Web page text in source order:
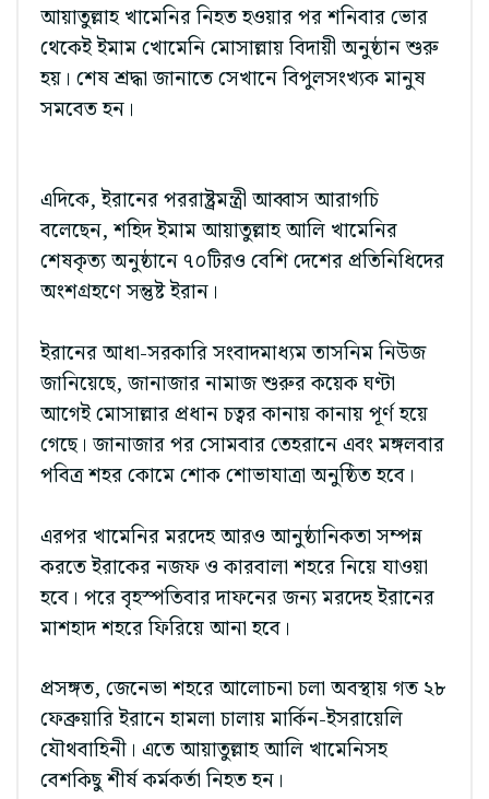
আয়াতুল্লাহ খামেনির নিহত হওয়ার পর শনিবার ভোর
থেকেই ইমাম খোমেনি মোসাল্লায় বিদায়ী অনুষ্ঠান শুরু
হয়। শেষ শ্রদ্ধা জানাতে সেখানে বিপুলসংখ্যক মানুষ
সমবেত হন।
এদিকে, ইরানের পররাষ্ট্রমন্ত্রী আব্বাস আরাগচি
বলেছেন, শহিদ ইমাম আয়াতুল্লাহ আলি খামেনির
শেষকৃত্য অনুষ্ঠানে ৭০টিরও বেশি দেশের প্রতিনিধিদের
অংশগ্রহণে সন্তুষ্ট ইরান।
ইরানের আধা-সরকারি সংবাদমাধ্যম তাসনিম নিউজ
জানিয়েছে, জানাজার নামাজ শুরুর কয়েক ঘণ্টা
আগেই মোসাল্লার প্রধান চত্বর কানায় কানায় পূর্ণ হয়ে
গেছে। জানাজার পর সোমবার তেহরানে এবং মঙ্গলবার
পবিত্র শহর কোমে শোক শোভাযাত্রা অনুষ্ঠিত হবে।
এরপর খামেনির মরদেহ আরও আনুষ্ঠানিকতা সম্পন্ন
করতে ইরাকের নজফ ও কারবালা শহরে নিয়ে যাওয়া
হবে। পরে বৃহস্পতিবার দাফনের জন্য মরদেহ ইরানের
মাশহাদ শহরে ফিরিয়ে আনা হবে।
প্রসঙ্গত, জেনেভা শহরে আলোচনা চলা অবস্থায় গত ২৮
ফেব্রুয়ারি ইরানে হামলা চালায় মার্কিন-ইসরায়েলি
যৌথবাহিনী। এতে আয়াতুল্লাহ আলি খামেনিসহ
বেশকিছু শীর্ষ কর্মকর্তা নিহত হন।